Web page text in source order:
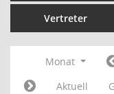
Vertreter
Monat
Aktuell